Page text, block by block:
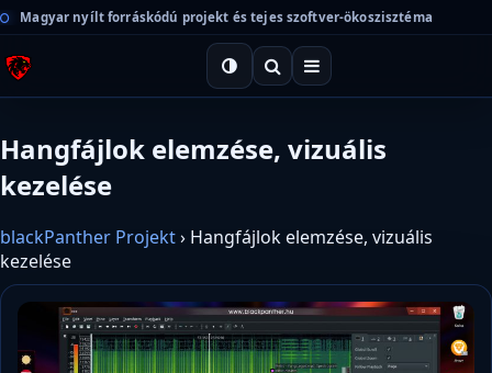
Magyar nyílt forráskódú projekt és tejes szoftver-ökoszisztéma
Hangfájlok elemzése, vizuális
kezelése
blackPanther Projekt› Hangfájlok elemzése, vizuális
kezelése